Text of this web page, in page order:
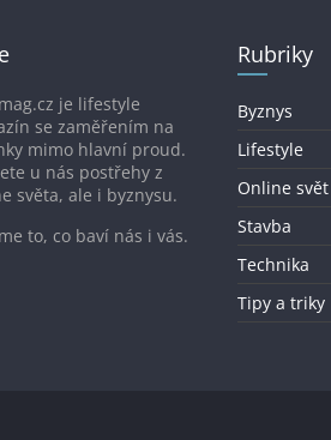
je lifestyle
se zaměřením na
mimo hlavní proud.
u nás postřehy z
světa, ale i byznysu.
to, co baví nás i vás.
Rubriky
Byznys
Lifestyle
Online svět
Stavba
Technika
Tipy a triky